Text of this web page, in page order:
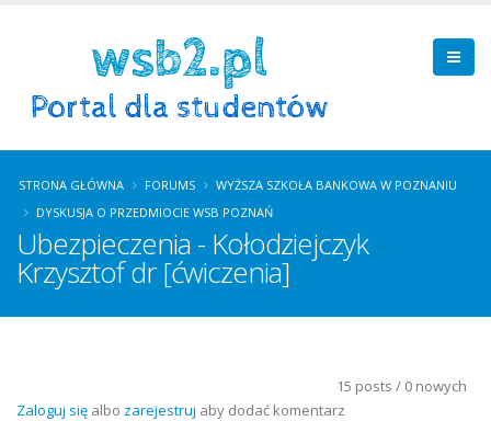
STRONA GŁÓWNA FORUMS
WYŻSZA SZKOŁA BANKOWA W POZNANIU
DYSKUSJA O PRZEDMIOCIE WSB POZNAŃ
Ubezpieczenia - Kołodziejczyk
Krzysztof dr [ćwiczenia]
15 posts / 0 nowych
Zaloguj się albo zarejestruj aby dodać komentarz